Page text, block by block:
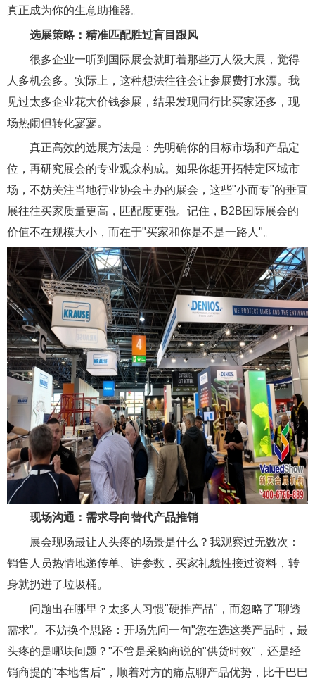
真正成为你的生意助推器。
选展策略：精准匹配胜过盲目跟风
很多企业一听到国际展会就盯着那些万人级大展，觉得
人多机会多。实际上，这种想法往往会让参展费打水漂。我
见过太多企业花大价钱参展，结果发现同行比买家还多，现
场热闹但转化寥寥。
真正高效的选展方法是：先明确你的目标市场和产品定
位，再研究展会的专业观众构成。如果你想开拓特定区域市
场，不妨关注当地行业协会主办的展会，这些"小而专"的垂直
展往往买家质量更高，匹配度更强。 记住，B2B国际展会的
价值不在规模大小，而在于"买家和你是不是一路人"。
现场沟通：需求导向替代产品推销
展会现场最让人头疼的场景是什么？我观察过无数次：
销售人员热情地递传单、讲参数，买家礼貌性接过资料，转
身就扔进了垃圾桶。
问题出在哪里？太多人习惯"硬推产品"，而忽略了"聊透
需求"。不妨换个思路：开场先问一句"您在选这类产品时，最
头疼的是哪块问题？"不管是采购商说的"供货时效"，还是经
销商提的"本地售后"，顺着对方的痛点聊产品优势，比干巴巴